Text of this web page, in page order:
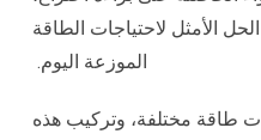
الأمثل لاحتياجات الطاقة
الموزعة اليوم.
طاقة مختلفة، وتركيب هذه